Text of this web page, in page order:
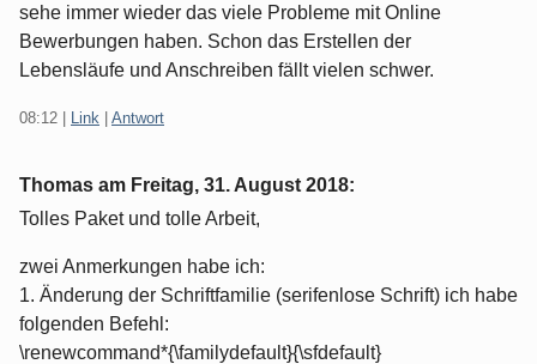
sehe immer wieder das viele Probleme mit Online
Bewerbungen haben. Schon das Erstellen der
Lebensläufe und Anschreiben fällt vielen schwer.
08:12 Link Antwort
Thomas am Freitag, 31. August 2018:
Tolles Paket und tolle Arbeit,
zwei Anmerkungen habe ich:
1. Änderung der Schriftfamilie (serifenlose Schrift) ich habe
folgenden Befehl:
\renewcommand*{\familydefault}{\sfdefault}